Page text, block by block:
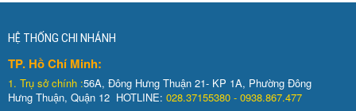
HỆ THỐNG CHI NHÁNH
TP. Hồ Chí Minh:
1. Trụ sở chính :56A, Đông Hưng Thuận 21- KP 1A, Phường Đông
Hưng Thuận, Quận 12 HOTLINE: 028.37155380 - 0938.867.477